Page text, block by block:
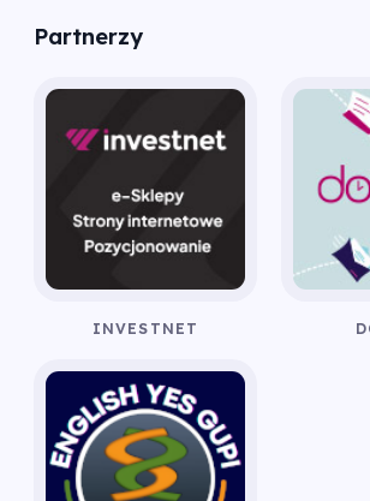
Partnerzy
INVESTNET